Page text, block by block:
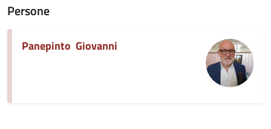
Persone
Panepinto Giovanni